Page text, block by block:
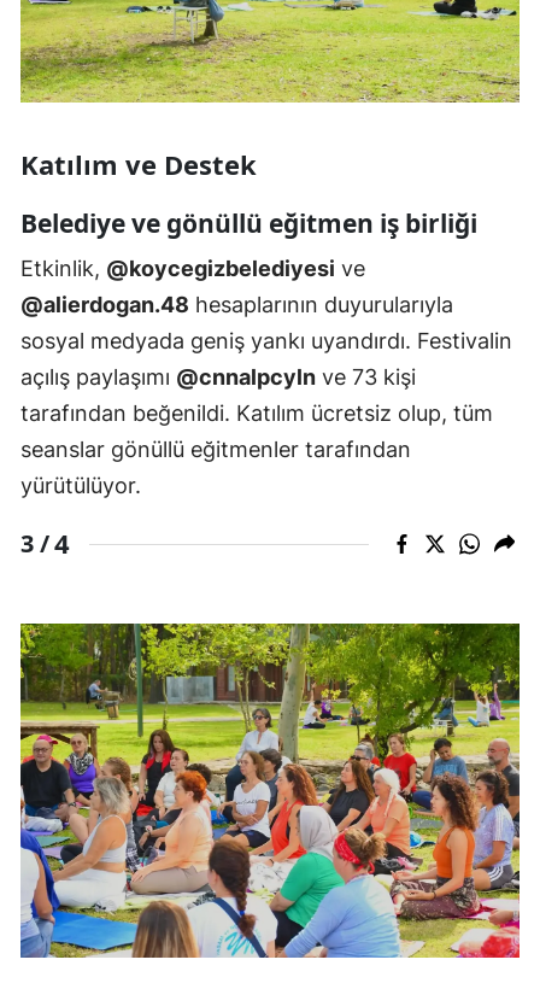
Katılım ve Destek
Belediye ve gönüllü eğitmen iş birliği
Etkinlik, @koycegizbelediyesi ve
@alierdogan.48 hesaplarının duyurularıyla
sosyal medyada geniş yankı uyandırdı. Festivalin
açılış paylaşımı @cnnalpcyln ve 73 kişi
tarafından beğenildi. Katılım ücretsiz olup, tüm
seanslar gönüllü eğitmenler tarafından
yürütülüyor.
3 /4